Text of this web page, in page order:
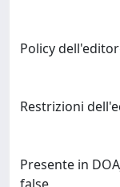
Policy
Restrizioni
Presente in